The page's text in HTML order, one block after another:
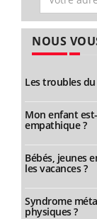
NOUS
Les troubles
Mon enfant
empathique ?
Bébés, jeunes
les vacances ?
Syndrome
physiques ?